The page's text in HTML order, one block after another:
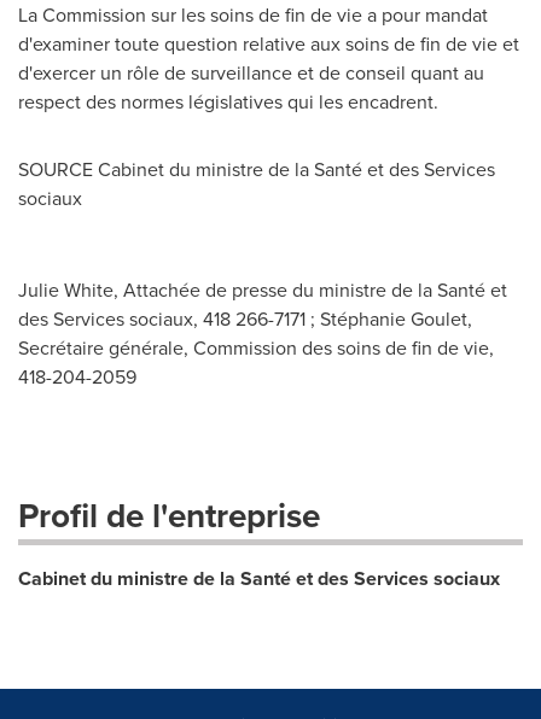
La Commission sur les soins de fin de vie a pour mandat
d'examiner toute question relative aux soins de fin de vie et
d'exercer un rôle de surveillance et de conseil quant au
respect des normes législatives qui les encadrent.
SOURCE Cabinet du ministre de la Santé et des Services
sociaux
Julie White, Attachée de presse du ministre de la Santé et
des Services sociaux, 418 266-7171 ; Stéphanie Goulet,
Secrétaire générale, Commission des soins de fin de vie,
418-204-2059
Profil de l'entreprise
Cabinet du ministre de la Santé et des Services sociaux